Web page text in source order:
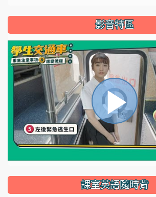
影音特區
視
頻
播
放
正
播
放
課室英語隨時背